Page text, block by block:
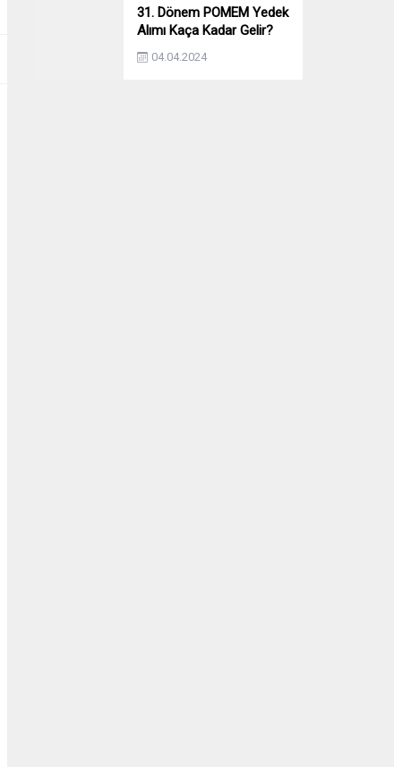
31. Dönem POMEM Yedek
Alımı Kaça Kadar Gelir?
Yıllara Göre Yedek Alımı
04.04.2024